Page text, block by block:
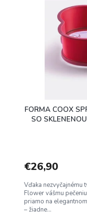
FORMA COOX
SO
€26,90
Vďaka nezvyčajnému
Flower vášmu
priamo na
– žiadne...